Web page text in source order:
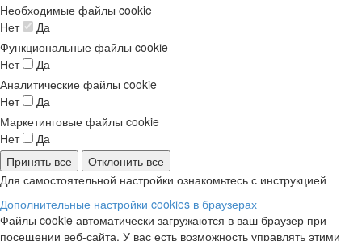
Необходимые файлы cookie
Нет
Да
Функциональные файлы cookie
Нет
Да
Аналитические файлы cookie
Нет
Да
Маркетинговые файлы cookie
Нет
Да
Принять все
Отклонить все
Для самостоятельной настройки ознакомьтесь с инструкцией
Дополнительные настройки cookies в браузерах
Файлы cookie автоматически загружаются в ваш браузер при
посещении веб-сайта. У вас есть возможность управлять этими